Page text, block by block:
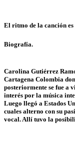
El ritmo de la canción
Biografía.
Carolina Gutiérrez
Cartagena Colombia
posteriormente se fue a
interés por la música
Luego llegó a Estados
cuales alterno con su
vocal. Allí tuvo la